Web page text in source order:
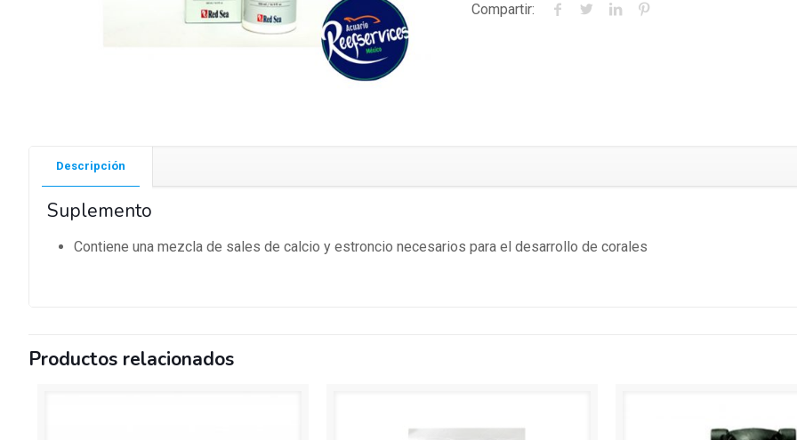
Compartir:
Descripción
Suplemento
Contiene una mezcla de sales de calcio y estroncio necesarios para el desarrollo de corales
Productos relacionados